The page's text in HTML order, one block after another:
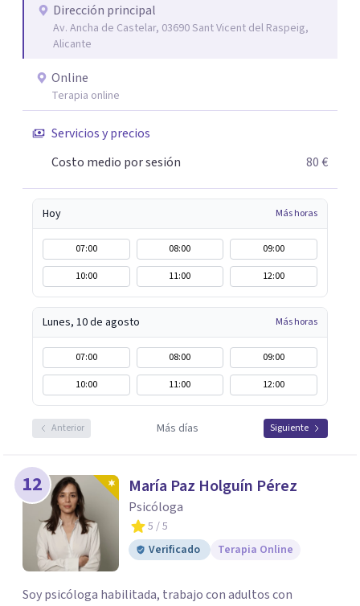
necesarios para vivir con mayor equilibrio y plenitud.
Dirección principal
Av. Ancha de Castelar, 03690 Sant Vicent del Raspeig,
Alicante
Online
Terapia online
Servicios y precios
Costo medio por sesión
80 €
Hoy Más horas
07:00 08:00
09:00
10:00
11:00 12:00
Lunes, 10 de agosto Más horas
07:00 08:00
09:00
10:00
11:00 12:00
Anterior Más días Siguiente
12 María Paz Holguín Pérez
Psicóloga
5 / 5
Verificado
Terapia Online
Soy psicóloga habilitada, trabajo con adultos con